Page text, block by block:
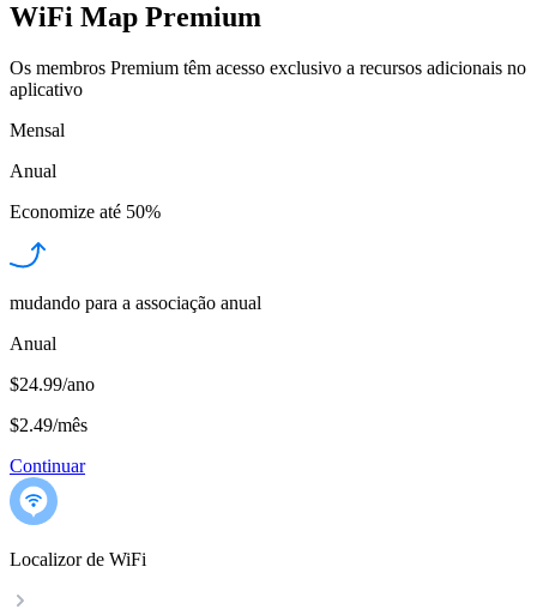
WiFi Map Premium
Os membros Premium têm acesso exclusivo a recursos adicionais no
aplicativo
Mensal
Anual
Economize até 50%
mudando para a associação anual
Anual
$24.99/ano
$2.49/mês
Continuar
Localizor de WiFi